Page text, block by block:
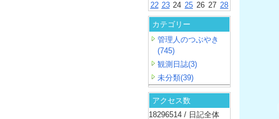
22 23 24 25 26 27 28
カテゴリー
管理人のつぶやき
(745)
観測日誌(3)
未分類(39)
アクセス数
18296514 / 日記全体